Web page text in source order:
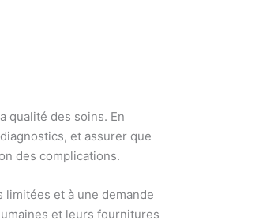
qualité des soins. En
et assurer que
des complications.
limitées et à une demande
et leurs fournitures